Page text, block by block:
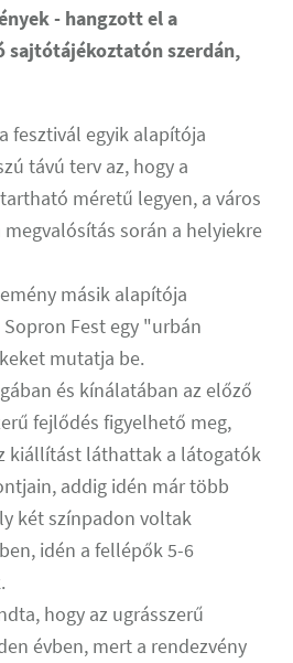
- hangzott el a
sajtótájékoztatón szerdán,
fesztivál egyik alapítója
távú terv az, hogy a
méretű legyen, a város
megvalósítás során a helyiekre
másik alapítója
Fest egy "urbán
mutatja be.
és kínálatában az előző
fejlődés figyelhető meg,
kiállítást láthattak a látogatók
addig idén már több
két színpadon voltak
idén a fellépők 5-6
hogy az ugrásszerű
évben, mert a rendezvény